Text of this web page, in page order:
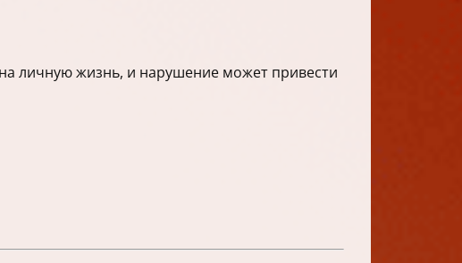
личную жизнь, и нарушение может привести